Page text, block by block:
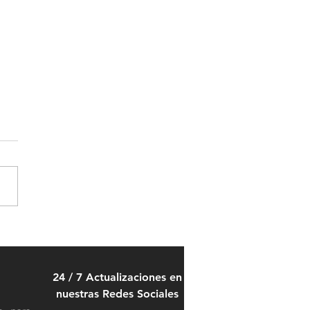
100 años como parte de
24 / 7 Actualizaciones en
nuestras Redes Sociales